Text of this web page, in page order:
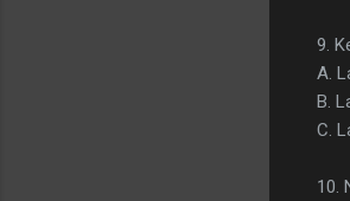
9.
A.
B.
C.
10.